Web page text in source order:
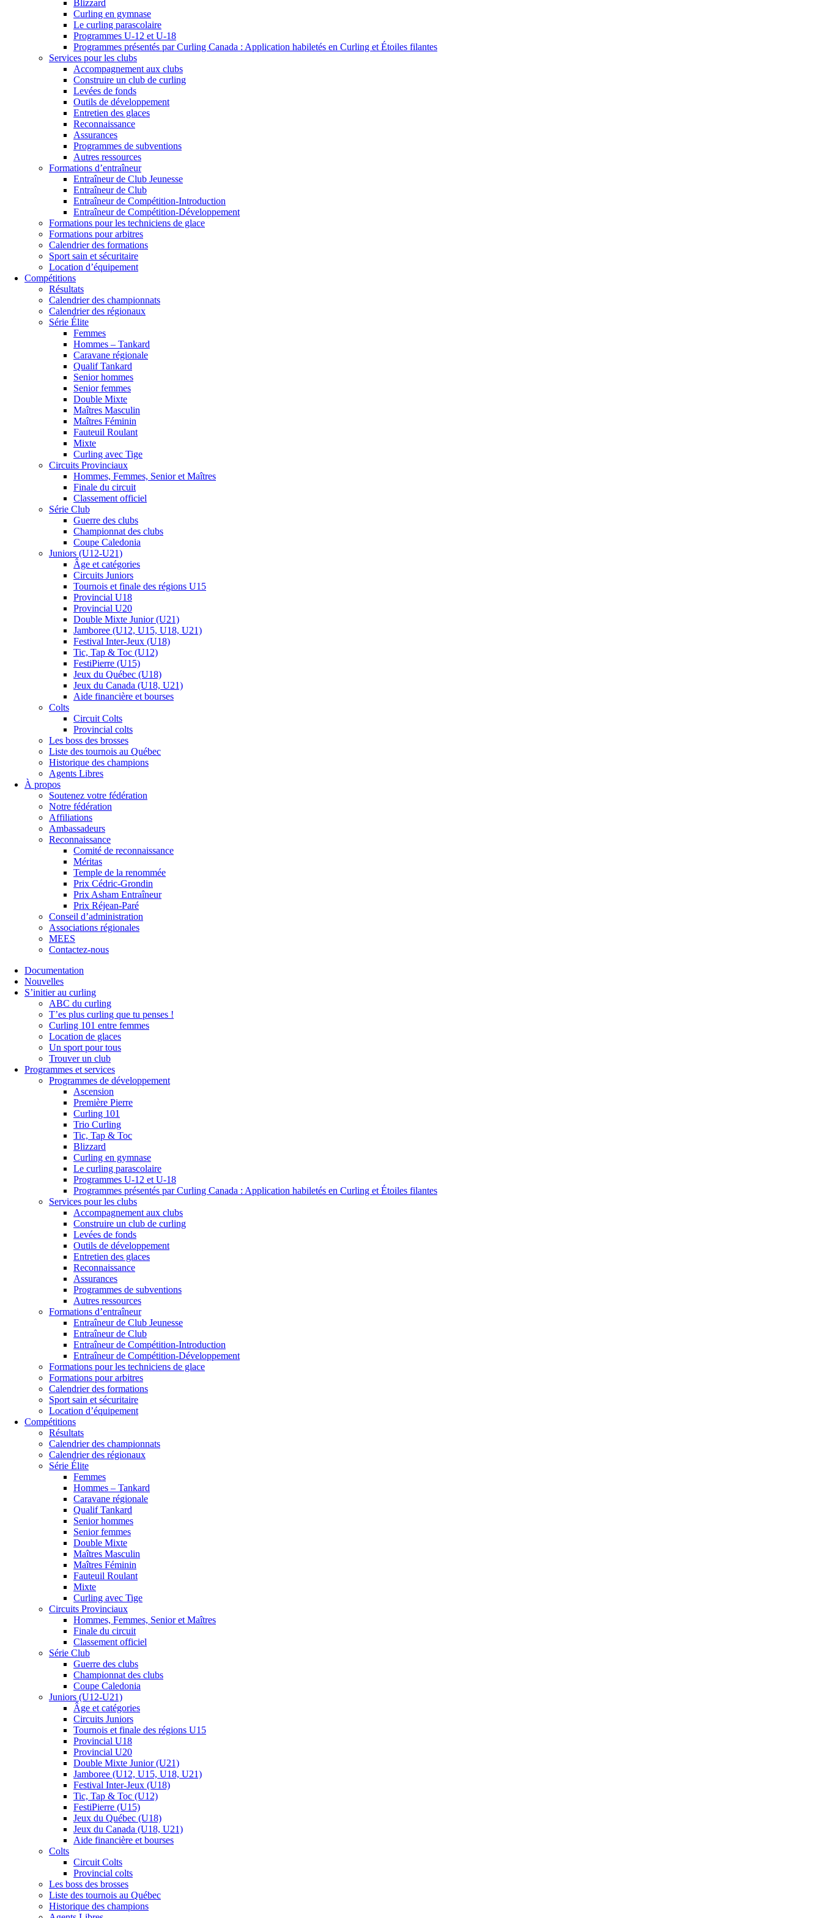
Blizzard
Curling en gymnase
Le curling parascolaire
Programmes U-12 et U-18
Programmes présentés par Curling Canada : Application habiletés en Curling et Étoiles filantes
Services pour les clubs
Accompagnement aux clubs
Construire un club de curling
Levées de fonds
Outils de développement
Entretien des glaces
Reconnaissance
Assurances
Programmes de subventions
Autres ressources
Formations d’entraîneur
Entraîneur de Club Jeunesse
Entraîneur de Club
Entraîneur de Compétition-Introduction
Entraîneur de Compétition-Développement
Formations pour les techniciens de glace
Formations pour arbitres
Calendrier des formations
Sport sain et sécuritaire
Location d’équipement
Compétitions
Résultats
Calendrier des championnats
Calendrier des régionaux
Série Élite
Femmes
Hommes – Tankard
Caravane régionale
Qualif Tankard
Senior hommes
Senior femmes
Double Mixte
Maîtres Masculin
Maîtres Féminin
Fauteuil Roulant
Mixte
Curling avec Tige
Circuits Provinciaux
Hommes, Femmes, Senior et Maîtres
Finale du circuit
Classement officiel
Série Club
Guerre des clubs
Championnat des clubs
Coupe Caledonia
Juniors (U12-U21)
Âge et catégories
Circuits Juniors
Tournois et finale des régions U15
Provincial U18
Provincial U20
Double Mixte Junior (U21)
Jamboree (U12, U15, U18, U21)
Festival Inter-Jeux (U18)
Tic, Tap & Toc (U12)
FestiPierre (U15)
Jeux du Québec (U18)
Jeux du Canada (U18, U21)
Aide financière et bourses
Colts
Circuit Colts
Provincial colts
Les boss des brosses
Liste des tournois au Québec
Historique des champions
Agents Libres
À propos
Soutenez votre fédération
Notre fédération
Affiliations
Ambassadeurs
Reconnaissance
Comité de reconnaissance
Méritas
Temple de la renommée
Prix Cédric-Grondin
Prix Asham Entraîneur
Prix Réjean-Paré
Conseil d’administration
Associations régionales
MEES
Contactez-nous
Documentation
Nouvelles
S’initier au curling
ABC du curling
T’es plus curling que tu penses !
Curling 101 entre femmes
Location de glaces
Un sport pour tous
Trouver un club
Programmes et services
Programmes de développement
Ascension
Première Pierre
Curling 101
Trio Curling
Tic, Tap & Toc
Blizzard
Curling en gymnase
Le curling parascolaire
Programmes U-12 et U-18
Programmes présentés par Curling Canada : Application habiletés en Curling et Étoiles filantes
Services pour les clubs
Accompagnement aux clubs
Construire un club de curling
Levées de fonds
Outils de développement
Entretien des glaces
Reconnaissance
Assurances
Programmes de subventions
Autres ressources
Formations d’entraîneur
Entraîneur de Club Jeunesse
Entraîneur de Club
Entraîneur de Compétition-Introduction
Entraîneur de Compétition-Développement
Formations pour les techniciens de glace
Formations pour arbitres
Calendrier des formations
Sport sain et sécuritaire
Location d’équipement
Compétitions
Résultats
Calendrier des championnats
Calendrier des régionaux
Série Élite
Femmes
Hommes – Tankard
Caravane régionale
Qualif Tankard
Senior hommes
Senior femmes
Double Mixte
Maîtres Masculin
Maîtres Féminin
Fauteuil Roulant
Mixte
Curling avec Tige
Circuits Provinciaux
Hommes, Femmes, Senior et Maîtres
Finale du circuit
Classement officiel
Série Club
Guerre des clubs
Championnat des clubs
Coupe Caledonia
Juniors (U12-U21)
Âge et catégories
Circuits Juniors
Tournois et finale des régions U15
Provincial U18
Provincial U20
Double Mixte Junior (U21)
Jamboree (U12, U15, U18, U21)
Festival Inter-Jeux (U18)
Tic, Tap & Toc (U12)
FestiPierre (U15)
Jeux du Québec (U18)
Jeux du Canada (U18, U21)
Aide financière et bourses
Colts
Circuit Colts
Provincial colts
Les boss des brosses
Liste des tournois au Québec
Historique des champions